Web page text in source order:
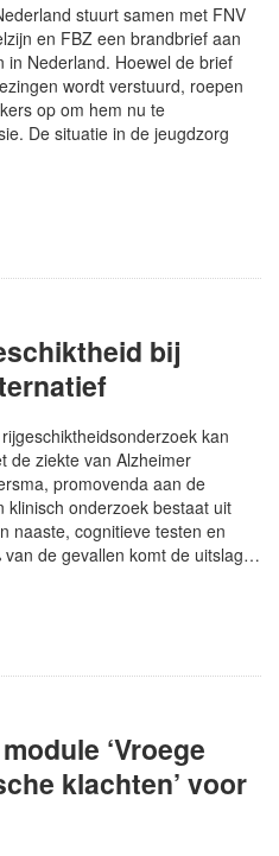
stuurt samen met FNV
en FBZ een brandbrief aan
Nederland. Hoewel de brief
wordt verstuurd, roepen
op om hem nu te
De situatie in de jeugdzorg
bij
kan
de ziekte van Alzheimer
promovenda aan de
klinisch onderzoek bestaat uit
naaste, cognitieve testen en
van de gevallen komt de uitslag…
‘Vroege
klachten’ voor